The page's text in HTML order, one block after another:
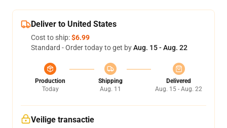
Deliver to United States
Cost to ship:$6.99
Standard - Order today to get byAug. 15 - Aug. 22
Production
Today
Shipping
Aug. 11
Delivered
Aug. 15 - Aug. 22
Veilige transactie